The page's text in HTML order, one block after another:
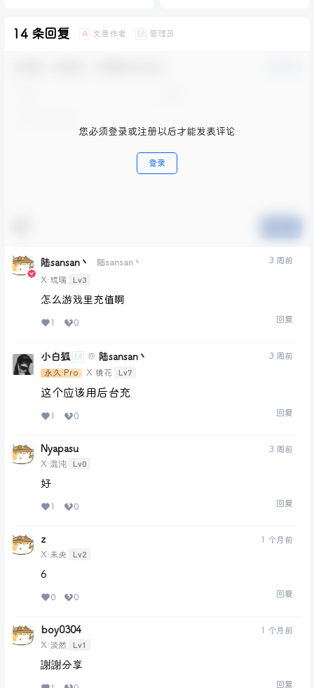
14 条回复 A 文章作者 M 管理员
您必须登录或注册以后才能发表评论
登录
陆sansan丶
陆sansan丶
X·琉璃
Lv3
3 周前
怎么游戏里充值啊
1 0 回复
小白狐 M @ 陆sansan丶
永久·Pro X·镜花 Lv7
3 周前
这个应该用后台充
1 0 回复
Nyapasu
X·混沌 Lv0
3 周前
好
1 0 回复
z
X·未央 Lv2
1 个月前
6
0 0 回复
boy0304
X·淡然 Lv1
1 个月前
謝謝分享
回复